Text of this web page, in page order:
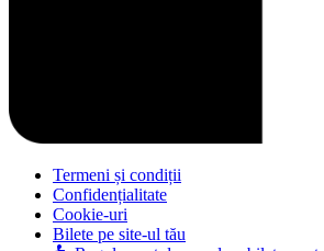
Termeni și condiții
Confidențialitate
Cookie-uri
Bilete pe site-ul tău